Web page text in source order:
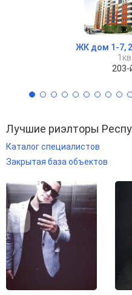
ЖК дом 1-7,
203-
Лучшие риэлторы
Каталог специалистов
Закрытая база объектов